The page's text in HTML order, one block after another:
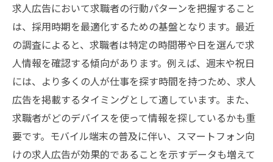
求職者のターゲット層に合わせた広告内容
求人媒体の選び方とそのタイミング
SNSを活用した効果的な求人戦略
デジタル広告とオフライン広告の組み合わ
せ
応募者の反応を高めるための広告配置
求人広告を適切に出すための時期と業界動向の
求人広告において求職者の行動パターンを把握すること
は、採用時期を最適化するための基盤となります。最近
の調査によると、求職者は特定の時間帯や日を選んで求
人情報を確認する傾向があります。例えば、週末や祝日
には、より多くの人が仕事を探す時間を持つため、求人
広告を掲載するタイミングとして適しています。また、
求職者がどのデバイスを使って情報を探しているかも重
要です。モバイル端末の普及に伴い、スマートフォン向
けの求人広告が効果的であることを示すデータも増えて